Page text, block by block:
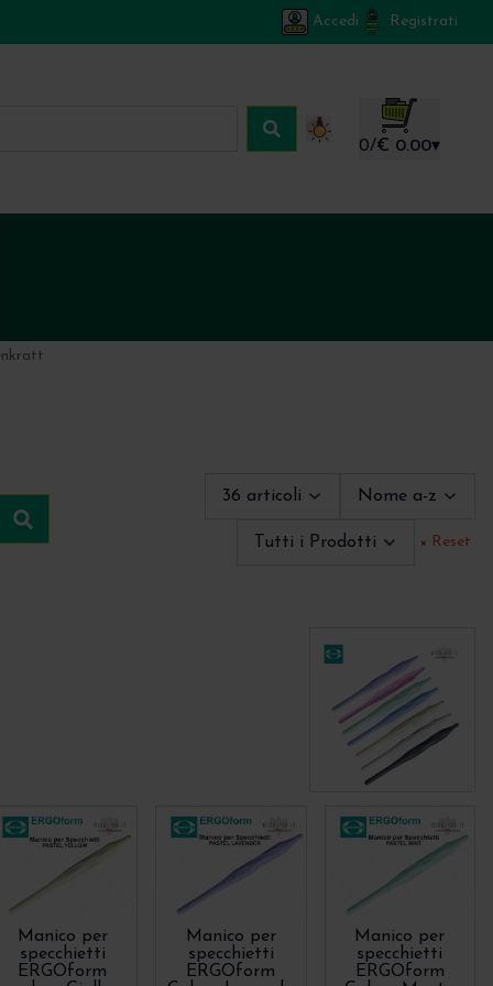
Accedi Registrati
Carrello
0/€ 0.00▾
Cerca
36 articoli Nome a-z
Tutti i Prodotti × Reset
Manico per
specchietti
ERGOform
Manico per
specchietti
ERGOform
Manico per
specchietti
ERGOform